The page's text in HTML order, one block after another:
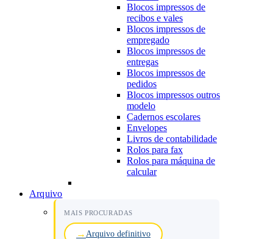
Blocos impressos de
recibos e vales
Blocos impressos de
empregado
Blocos impressos de
entregas
Blocos impressos de
pedidos
Blocos impressos outros
modelo
Cadernos escolares
Envelopes
Livros de contabilidade
Rolos para fax
Rolos para máquina de
calcular
Arquivo
MAIS PROCURADAS
Arquivo definitivo